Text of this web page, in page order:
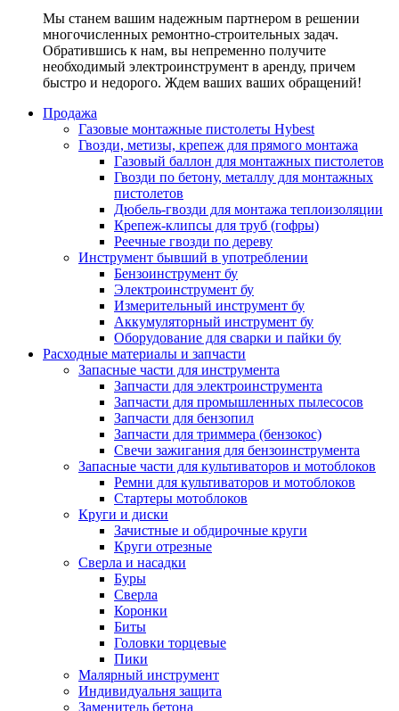
Мы станем вашим надежным партнером в решении
многочисленных ремонтно-строительных задач.
Обратившись к нам, вы непременно получите
необходимый электроинструмент в аренду, причем
быстро и недорого. Ждем ваших ваших обращений!
Продажа
Газовые монтажные пистолеты Hybest
Гвозди, метизы, крепеж для прямого монтажа
Газовый баллон для монтажных пистолетов
Гвозди по бетону, металлу для монтажных
пистолетов
Дюбель-гвозди для монтажа теплоизоляции
Крепеж-клипсы для труб (гофры)
Реечные гвозди по дереву
Инструмент бывший в употреблении
Бензоинструмент бу
Электроинструмент бу
Измерительный инструмент бу
Аккумуляторный инструмент бу
Оборудование для сварки и пайки бу
Расходные материалы и запчасти
Запасные части для инструмента
Запчасти для электроинструмента
Запчасти для промышленных пылесосов
Запчасти для бензопил
Запчасти для триммера (бензокос)
Свечи зажигания для бензоинструмента
Запасные части для культиваторов и мотоблоков
Ремни для культиваторов и мотоблоков
Стартеры мотоблоков
Круги и диски
Зачистные и обдирочные круги
Круги отрезные
Сверла и насадки
Буры
Сверла
Коронки
Биты
Головки торцевые
Пики
Малярный инструмент
Индивидуальня защита
Заменитель бетона